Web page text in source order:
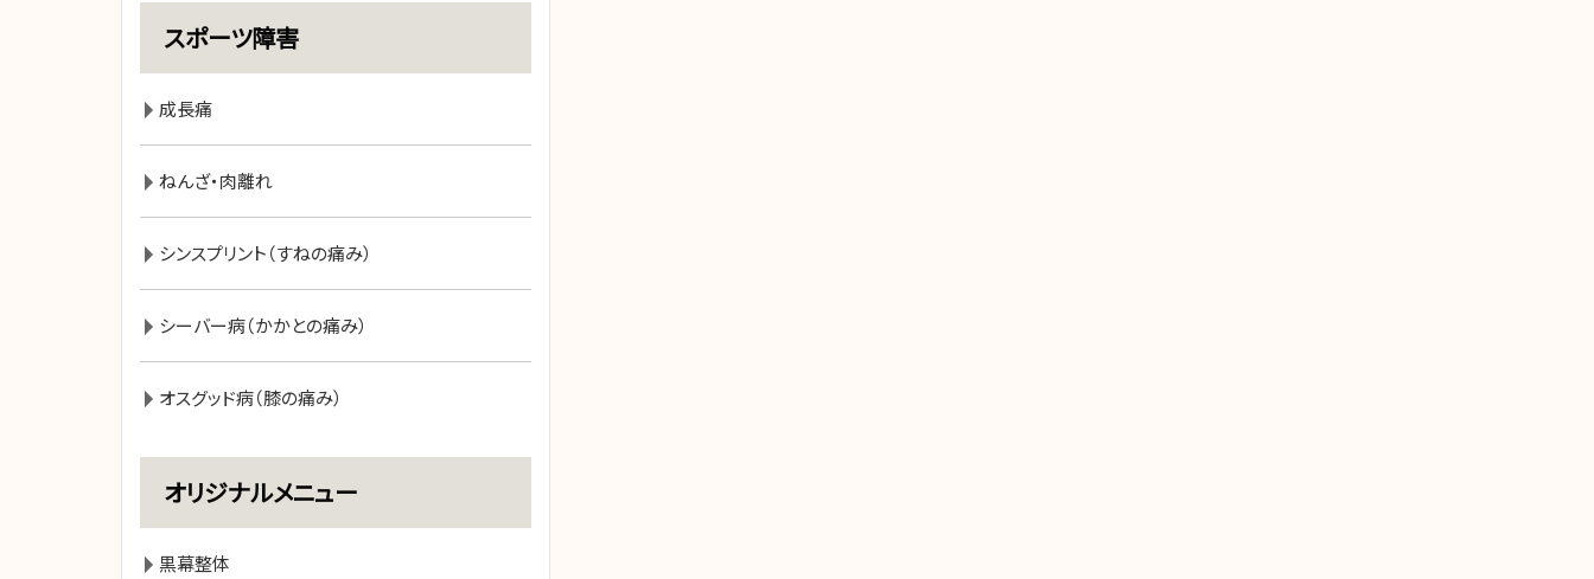
スポーツ障害
成長痛
ねんざ・肉離れ
シンスプリント（すねの痛み）
シーバー病（かかとの痛み）
オスグッド病（膝の痛み）
オリジナルメニュー
黒幕整体